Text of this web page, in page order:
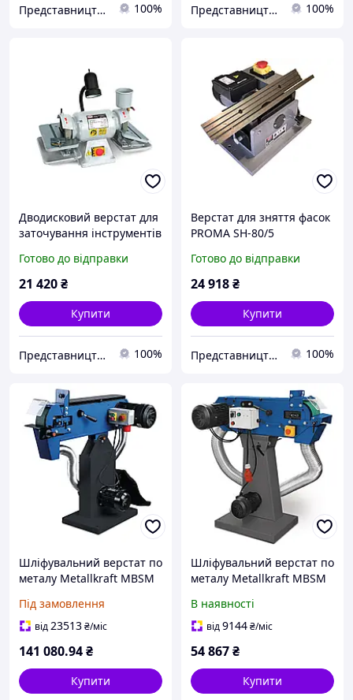
Представництво PROMA в Україні ТОВ "ПРОМА СТ" 100% Представництво PROMA в Україні ТОВ "ПРОМА СТ" 100%
Дводисковий верстат для
заточування інструментів
професійний верстат для
заточування інструменту
Готово до відправки
21 420₴
Купити
Представництво PROMA в Україні ТОВ "ПРОМА СТ" 100%
Верстат для зняття фасок
PROMA SH-80/5
Готово до відправки
24 918₴
Купити
Представництво PROMA в Україні ТОВ "ПРОМА СТ" 100%
Шліфувальний верстат по
металу Metallkraft MBSM
Під замовлення
від23513₴/міс
141 080.94₴
Купити
Шліфувальний верстат по
металу Metallkraft MBSM
В наявності
від9144₴/міс
54 867₴
Купити